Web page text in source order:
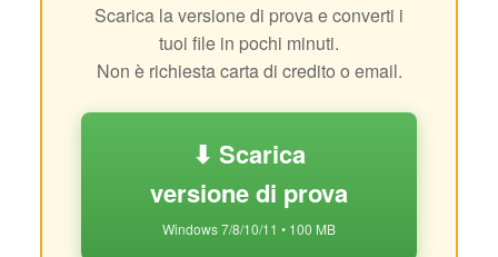
Scarica la versione di prova e converti i
tuoi file in pochi minuti.
Non è richiesta carta di credito o email.
⬇ Scarica
versione di prova
Windows 7/8/10/11 • 100 MB